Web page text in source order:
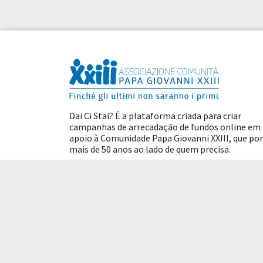
Dai Ci Stai? É a plataforma criada para criar
campanhas de arrecadação de fundos online em
apoio à Comunidade Papa Giovanni XXIII, que por
mais de 50 anos ao lado de quem precisa.